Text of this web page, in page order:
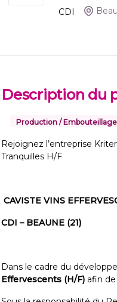
CDI
Description du
Production / Embouteillage
Rejoignez l’entreprise
Tranquilles H/F
CAVISTE VINS
CDI – BEAUNE (21)
Dans le cadre du
Effervescents (H/F) afin